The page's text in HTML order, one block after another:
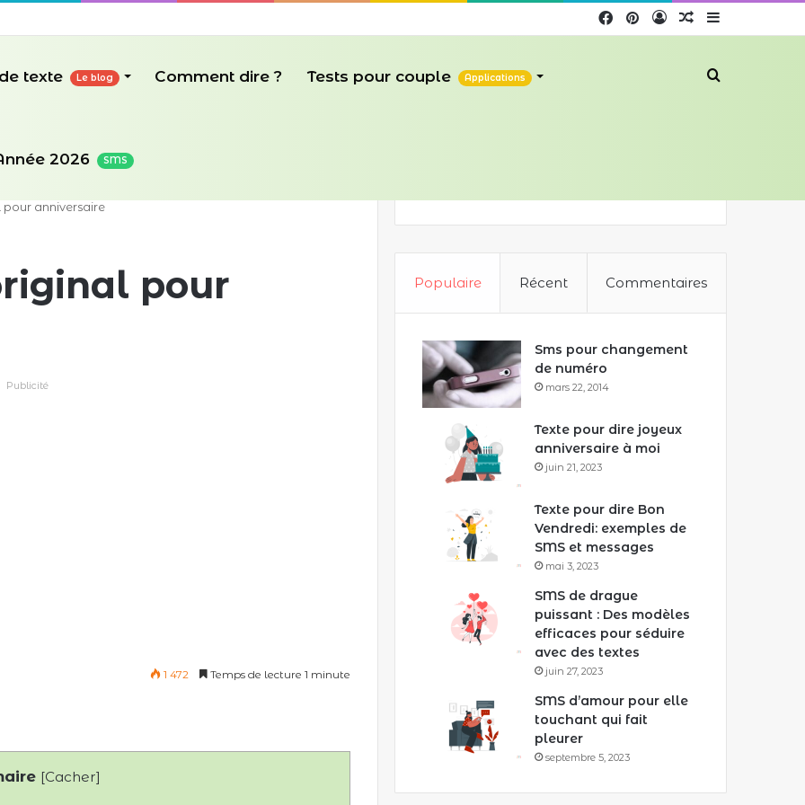
latérale)
Article
Connexion
Pinterest
Facebook
texte Le blog Comment dire ? Tests pour couple Applications
2026 SMS
anniversaire
pour
Publicité
1 472 Temps de lecture 1 minute
[Cacher]
Populaire Récent Commentaires
Sms pour changement
de numéro
mars 22, 2014
Texte pour dire joyeux
anniversaire à moi
juin 21, 2023
Texte pour dire Bon
Vendredi: exemples de
SMS et messages
mai 3, 2023
SMS de drague
puissant : Des modèles
efficaces pour séduire
avec des textes
juin 27, 2023
SMS d’amour pour elle
touchant qui fait
pleurer
septembre 5, 2023